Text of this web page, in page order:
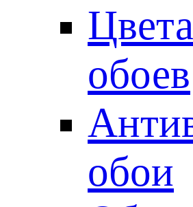
Цвета
обоев
обои